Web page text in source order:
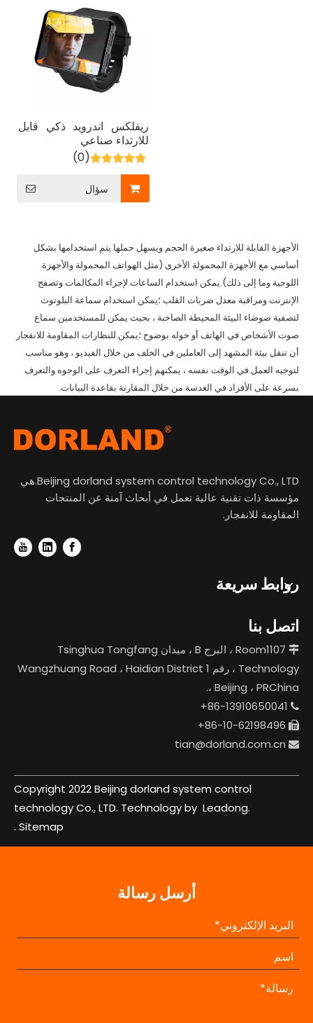
ريفلكس اندرويد ذكي قابل
للارتداء صناعي
(0)
سؤال
الأجهزة القابلة للارتداء صغيرة الحجم ويسهل حملها.يتم استخدامها بشكل
أساسي مع الأجهزة المحمولة الأخرى (مثل الهواتف المحمولة والأجهزة
اللوحية وما إلى ذلك).يمكن استخدام الساعات لإجراء المكالمات وتصفح
الإنترنت ومراقبة معدل ضربات القلب ؛يمكن استخدام سماعة البلوتوث
لتصفية ضوضاء البيئة المحيطة الصاخبة ، بحيث يمكن للمستخدمين سماع
صوت الأشخاص في الهاتف أو حوله بوضوح ؛يمكن للنظارات المقاومة للانفجار
أن تنقل بيئة المشهد إلى العاملين في الخلف من خلال الفيديو ، وهو مناسب
لتوجيه العمل.في الوقت نفسه ، يمكنهم إجراء التعرف على الوجوه والتعرف
بسرعة على الأفراد في العدسة من خلال المقارنة بقاعدة البيانات.
Beijing dorland system control technology Co., LTD.هي
مؤسسة ذات تقنية عالية تعمل في أبحاث آمنة عن المنتجات
المقاومة للانفجار.
روابط سريعة
اتصل بنا

Room1107 ، البرج B ، ميدان Tsinghua Tongfang
Technology ، رقم 1 Wangzhuang Road ، Haidian District
، Beijing ، PRChina.

86-13910650041+


tian@dorland.com.cn
Copyright 2022 Beijing dorland system control
technology Co., LTD. Technology by Leadong.
Sitemap
.
أرسل رسالة